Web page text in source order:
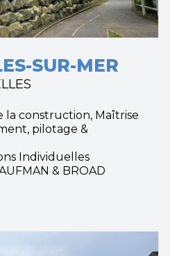
SUR-MER
la construction, Maîtrise
pilotage &
Individuelles
& BROAD